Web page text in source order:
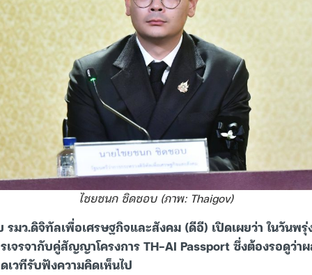
ไชยชนก ชิดชอบ (ภาพ: Thaigov)
มว.ดิจิทัลเพื่อเศรษฐกิจและสังคม (ดีอี) เปิดเผยว่า ในวันพ
เจรจากับคู่สัญญาโครงการ TH-AI Passport ซึ่งต้องรอดูว่าผ
เวทีรับฟังความคิดเห็นไป